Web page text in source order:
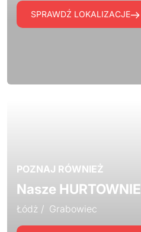
SPRAWDŹ LOKALIZACJE
POZNAJ RÓWNIEŻ
Nasze HURTOWNIE
Łódż / Grabowiec